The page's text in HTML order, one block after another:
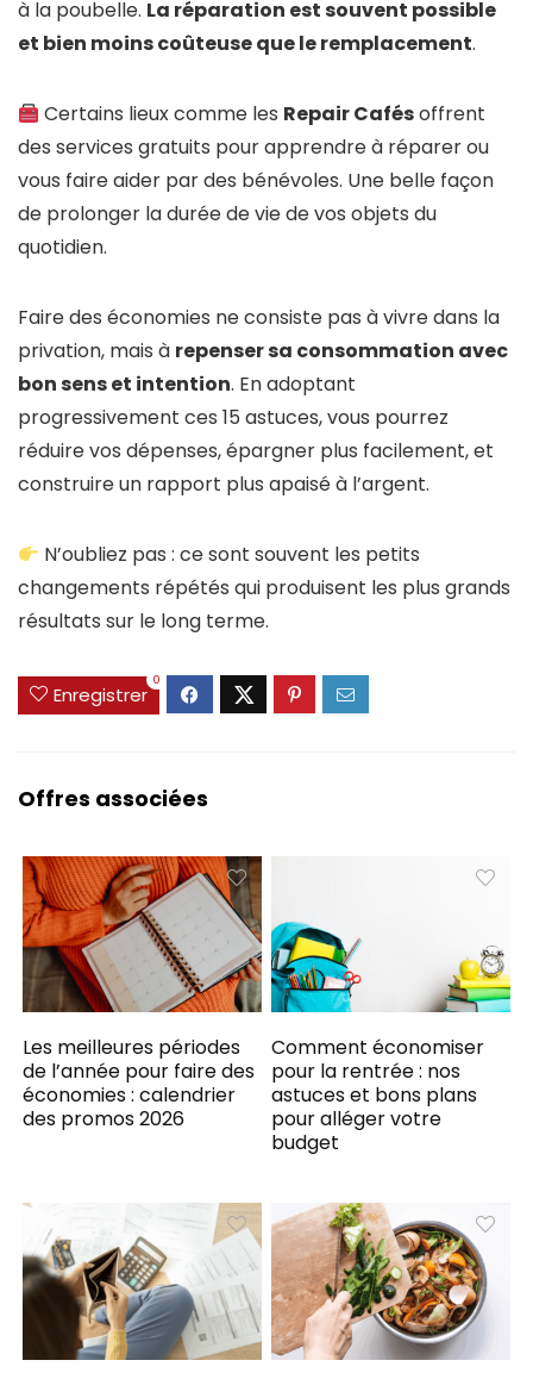
à la poubelle. La réparation est souvent possible
et bien moins coûteuse que le remplacement.
Certains lieux comme les Repair Cafésoffrent
des services gratuits pour apprendre à réparer ou
vous faire aider par des bénévoles. Une belle façon
de prolonger la durée de vie de vos objets du
quotidien.
Faire des économies ne consiste pas à vivre dans la
privation, mais à repenser sa consommation avec
bon sens et intention. En adoptant
progressivement ces 15 astuces, vous pourrez
réduire vos dépenses, épargner plus facilement, et
construire un rapport plus apaisé à l’argent.
N’oubliez pas : ce sont souvent les petits
changements répétés qui produisent les plus grands
résultats sur le long terme.
Enregistrer
0
Offres associées
Les meilleures périodes
de l’année pour faire des
économies : calendrier
des promos 2026
Comment économiser
pour la rentrée : nos
astuces et bons plans
pour alléger votre
budget